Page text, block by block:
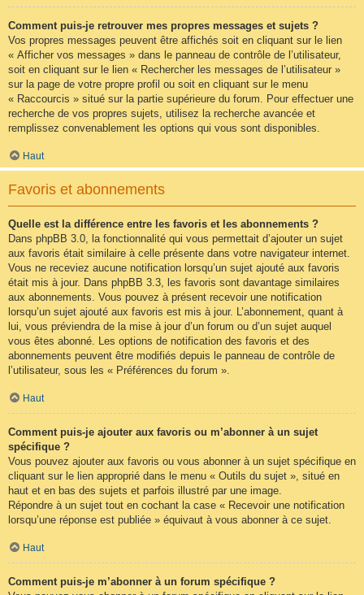
Comment puis-je retrouver mes propres messages et sujets ?
Vos propres messages peuvent être affichés soit en cliquant sur le lien
« Afficher vos messages » dans le panneau de contrôle de l’utilisateur,
soit en cliquant sur le lien « Rechercher les messages de l’utilisateur »
sur la page de votre propre profil ou soit en cliquant sur le menu
« Raccourcis » situé sur la partie supérieure du forum. Pour effectuer une
recherche de vos propres sujets, utilisez la recherche avancée et
remplissez convenablement les options qui vous sont disponibles.
Haut
Favoris et abonnements
Quelle est la différence entre les favoris et les abonnements ?
Dans phpBB 3.0, la fonctionnalité qui vous permettait d’ajouter un sujet
aux favoris était similaire à celle présente dans votre navigateur internet.
Vous ne receviez aucune notification lorsqu’un sujet ajouté aux favoris
était mis à jour. Dans phpBB 3.3, les favoris sont davantage similaires
aux abonnements. Vous pouvez à présent recevoir une notification
lorsqu’un sujet ajouté aux favoris est mis à jour. L’abonnement, quant à
lui, vous préviendra de la mise à jour d’un forum ou d’un sujet auquel
vous êtes abonné. Les options de notification des favoris et des
abonnements peuvent être modifiés depuis le panneau de contrôle de
l’utilisateur, sous les « Préférences du forum ».
Haut
Comment puis-je ajouter aux favoris ou m’abonner à un sujet
spécifique ?
Vous pouvez ajouter aux favoris ou vous abonner à un sujet spécifique en
cliquant sur le lien approprié dans le menu « Outils du sujet », situé en
haut et en bas des sujets et parfois illustré par une image.
Répondre à un sujet tout en cochant la case « Recevoir une notification
lorsqu’une réponse est publiée » équivaut à vous abonner à ce sujet.
Haut
Comment puis-je m’abonner à un forum spécifique ?